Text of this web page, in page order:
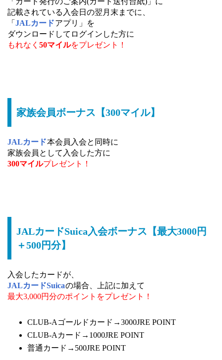
記載されている入会日の翌月末までに、
「 JALカードアプリ」を
ダウンロードしてログインした方に
もれなく 50マイルをプレゼント！
家族会員ボーナス【300マイル】
JALカード本会員入会と同時に
家族会員として入会した方に
300マイルプレゼント！
JALカードSuica入会ボーナス【最大3000円
＋500円分】
入会したカードが、
JALカードSuicaの場合、上記に加えて
最大3,000円分のポイント をプレゼント！
CLUB-Aゴールドカード→3000JRE POINT
CLUB-Aカード→1000JRE POINT
普通カード→500JRE POINT